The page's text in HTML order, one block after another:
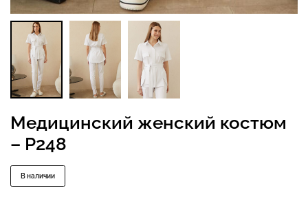
Медицинский женский костюм
– P248
В наличии